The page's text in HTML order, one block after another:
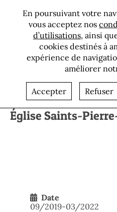
En poursuivant votre
vous acceptez nos
d’utilisations, ainsi
cookies destinés à
expérience de
améliorer
Accepter Refuser
Retour aux références
Église Saints-
Date
09/2019-03/2022